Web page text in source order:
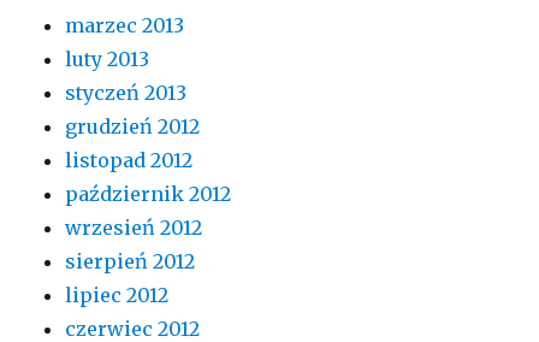
marzec 2013
luty 2013
styczeń 2013
grudzień 2012
listopad 2012
październik 2012
wrzesień 2012
sierpień 2012
lipiec 2012
czerwiec 2012